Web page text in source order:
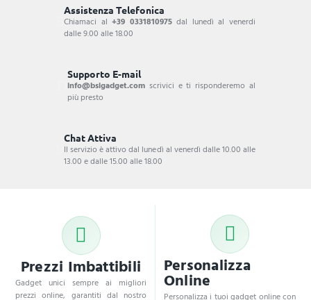
Assistenza Telefonica
Chiamaci al+39 0331810975dal lunedì al venerdi
dalle 9.00 alle 18.00
Supporto E-mail
info@bsigadget.com scrivici e ti risponderemo al
più presto
Chat Attiva
Il servizio è attivo dal lunedì al venerdì dalle 10.00 alle
13.00 e dalle 15.00 alle 18.00
Prezzi Imbattibili
Gadget unici sempre ai migliori
prezzi online, garantiti dal nostro
Personalizza
Online
Personalizza i tuoi gadget online con